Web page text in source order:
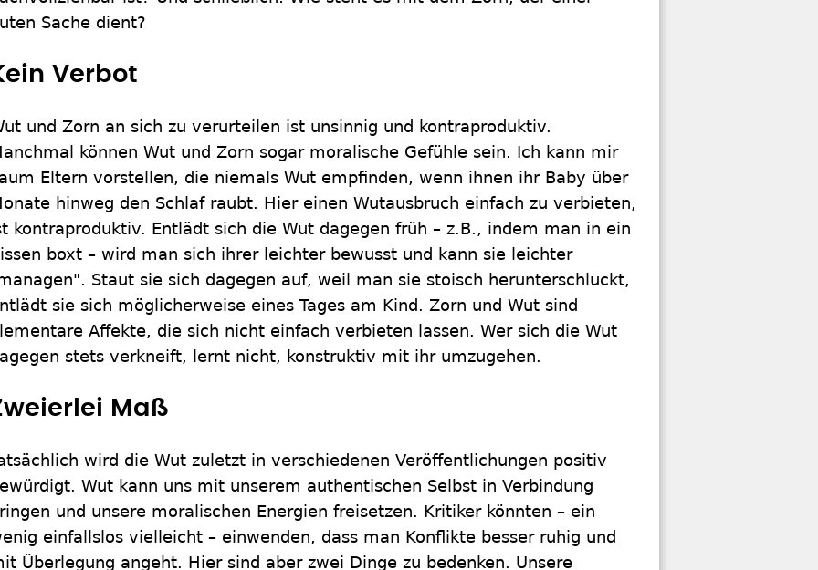
Sache dient?
Verbot
und Zorn an sich zu verurteilen ist unsinnig und kontraproduktiv.
können Wut und Zorn sogar moralische Gefühle sein. Ich kann mir
Eltern vorstellen, die niemals Wut empfinden, wenn ihnen ihr Baby über
hinweg den Schlaf raubt. Hier einen Wutausbruch einfach zu verbieten,
kontraproduktiv. Entlädt sich die Wut dagegen früh – z.B., indem man in ein
boxt – wird man sich ihrer leichter bewusst und kann sie leichter
Staut sie sich dagegen auf, weil man sie stoisch herunterschluckt,
sie sich möglicherweise eines Tages am Kind. Zorn und Wut sind
Affekte, die sich nicht einfach verbieten lassen. Wer sich die Wut
stets verkneift, lernt nicht, konstruktiv mit ihr umzugehen.
Maß
wird die Wut zuletzt in verschiedenen Veröffentlichungen positiv
Wut kann uns mit unserem authentischen Selbst in Verbindung
und unsere moralischen Energien freisetzen. Kritiker könnten – ein
einfallslos vielleicht – einwenden, dass man Konflikte besser ruhig und
Überlegung angeht. Hier sind aber zwei Dinge zu bedenken. Unsere